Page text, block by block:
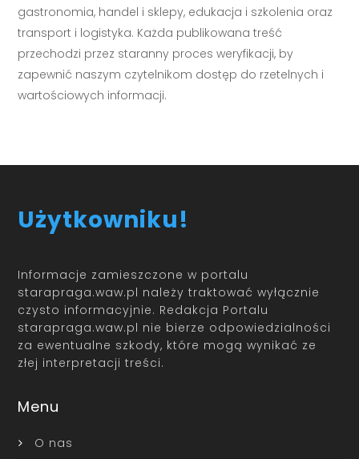
gastronomia, handel i sklepy, edukacja i szkolenia oraz
transport i logistyka. Każda publikowana treść
przechodzi przez staranny proces weryfikacji, by
zapewnić naszym czytelnikom dostęp do rzetelnych i
wartościowych informacji.
Użytkowniku!
Informacje zamieszczone w portalu
starapraga.waw.pl należy traktować wyłącznie
czysto informacyjnie. Redakcja Portalu
starapraga.waw.pl nie bierze odpowiedzialności
za ewentualne szkody, które mogą wynikać ze
złej interpretacji treści.
Menu
O nas